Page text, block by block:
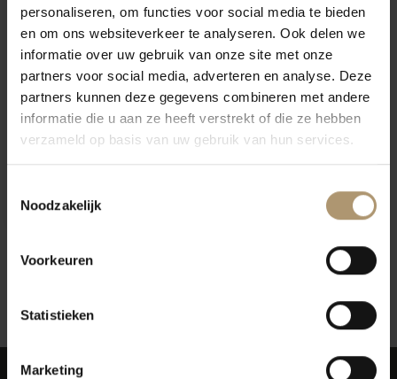
personaliseren, om functies voor social media te bieden
en om ons websiteverkeer te analyseren. Ook delen we
informatie over uw gebruik van onze site met onze
partners voor social media, adverteren en analyse. Deze
partners kunnen deze gegevens combineren met andere
informatie die u aan ze heeft verstrekt of die ze hebben
verzameld op basis van uw gebruik van hun services.
Noodzakelijk
Voorkeuren
Statistieken
Marketing
Pipoli Bianco Basilicata
€9,39